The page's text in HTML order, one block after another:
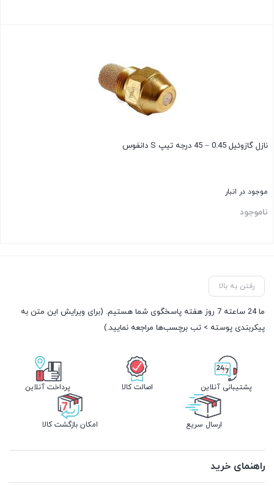
نازل گازوئیل 0.45 – 45 درجه تیپ S دانفوس
موجود در انبار
ناموجود
رفتن به بالا
ما 24 ساعته 7 روز هفته پاسخگوی شما هستیم. (برای ویرایش این متن به
پیکربندی پوسته > تب برچسب‌ها مراجعه نمایید.)
پشتیبانی آنلاین اصالت کالا پرداخت آنلاین
ارسال سریع امکان بازگشت کالا
راهنمای خرید